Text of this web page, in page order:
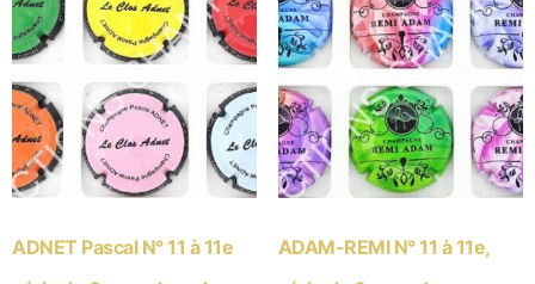
ADNET Pascal N° 11 à 11e
ADAM-REMI N° 11 à 11e,